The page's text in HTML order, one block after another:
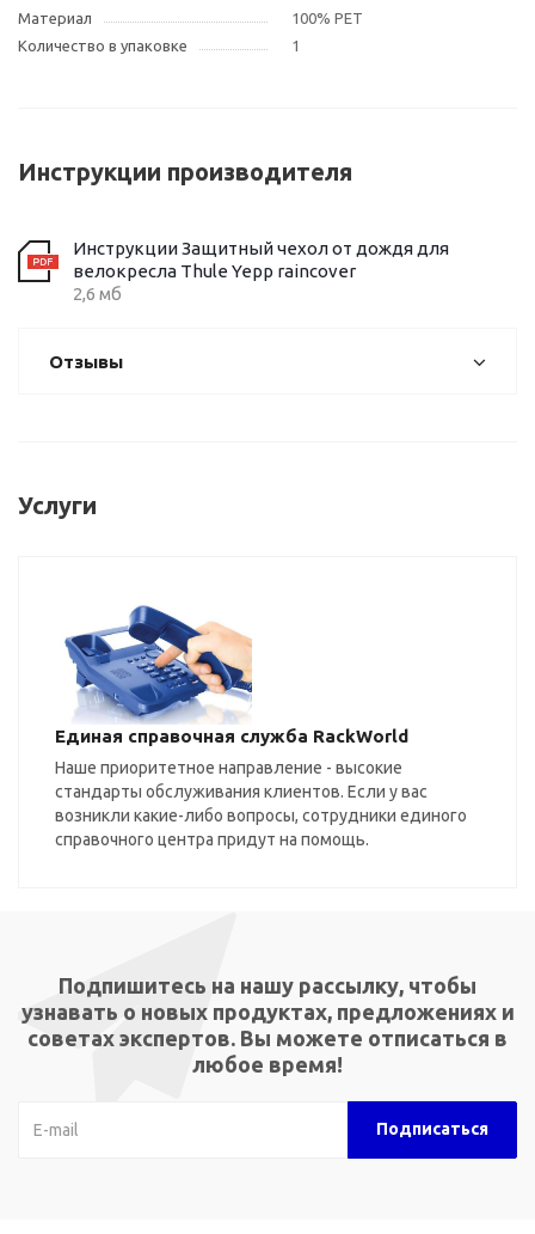
Материал
100% PET
Количество в упаковке
1
Инструкции производителя
Инструкции Защитный чехол от дождя для
велокресла Thule Yepp raincover
2,6 мб
Отзывы
Услуги
Единая справочная служба RackWorld
Наше приоритетное направление - высокие
стандарты обслуживания клиентов. Если у вас
возникли какие-либо вопросы, сотрудники единого
справочного центра придут на помощь.
Подпишитесь на нашу рассылку, чтобы
узнавать о новых продуктах, предложениях и
советах экспертов. Вы можете отписаться в
любое время!